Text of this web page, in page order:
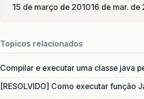
15 de março de 201016 de mar. de
Topicos relacionados
Compilar e executar uma classe java
[RESOLVIDO] Como executar função